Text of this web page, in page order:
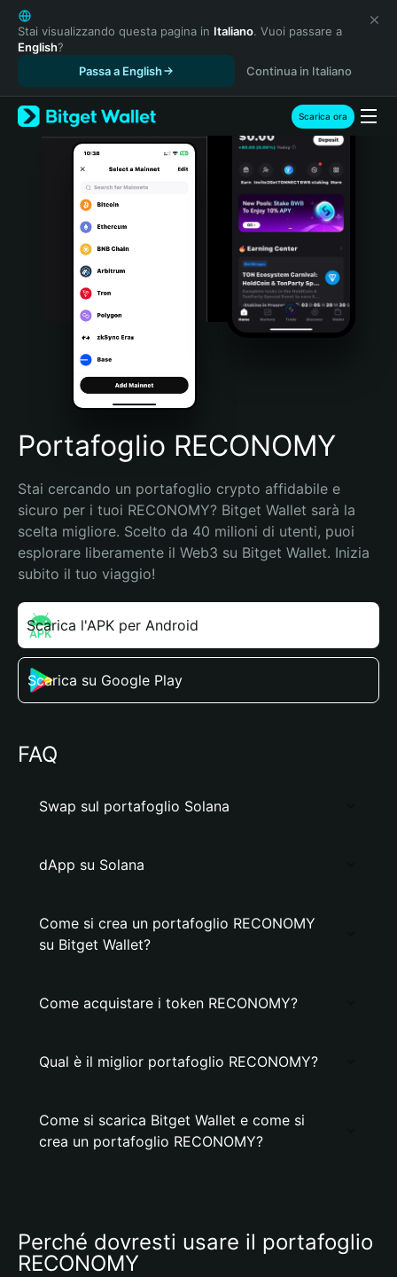
English
日本語
Tiếng Việt
Español (Latinoamérica)
Türkçe
Italiano
Português (Portugal)
Bahasa Indonesia
Português (Brasil)
Español (Argentina)
Stai visualizzando questa pagina in Italiano. Vuoi passare a
English?
Passa a English
Continua in Italiano
Scarica ora
Portafoglio RECONOMY
Stai cercando un portafoglio crypto affidabile e
sicuro per i tuoi RECONOMY? Bitget Wallet sarà la
scelta migliore. Scelto da 40 milioni di utenti, puoi
esplorare liberamente il Web3 su Bitget Wallet. Inizia
subito il tuo viaggio!
Scarica l'APK per Android
Scarica su Google Play
FAQ
Swap sul portafoglio Solana
dApp su Solana
Come si crea un portafoglio RECONOMY
su Bitget Wallet?
Come acquistare i token RECONOMY?
Qual è il miglior portafoglio RECONOMY?
Come si scarica Bitget Wallet e come si
crea un portafoglio RECONOMY?
Perché dovresti usare il portafoglio
RECONOMY